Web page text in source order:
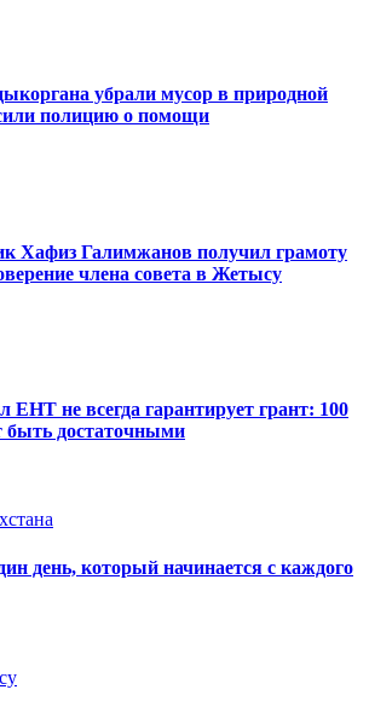
убрали мусор в природной
полицию о помощи
Хафиз Галимжанов получил грамоту
члена совета в Жетысу
ЕНТ не всегда гарантирует грант: 100
быть достаточными
день, который начинается с каждого